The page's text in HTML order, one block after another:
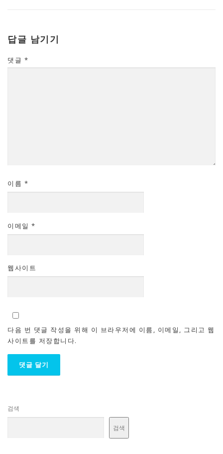
답글 남기기
댓글 *
이름 *
이메일 *
웹사이트
다음 번 댓글 작성을 위해 이 브라우저에 이름, 이메일, 그리고 웹
사이트를 저장합니다.
검색
검색